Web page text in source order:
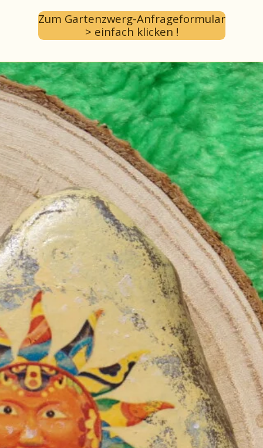
Zum Gartenzwerg-Anfrageformular
> einfach klicken !